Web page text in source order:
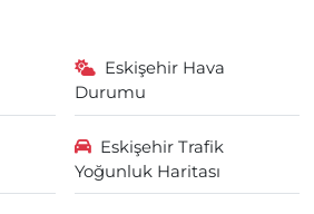
Eskişehir Hava
Durumu
Eskişehir Trafik
Yoğunluk Haritası